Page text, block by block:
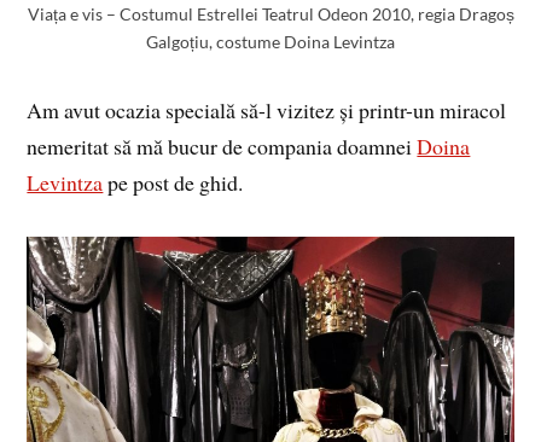
Viața e vis – Costumul Estrellei Teatrul Odeon 2010, regia Dragoș
Galgoțiu, costume Doina Levintza
Am avut ocazia specială să-l vizitez și printr-un miracol
nemeritat să mă bucur de compania doamneiDoina
Levintzape post de ghid.